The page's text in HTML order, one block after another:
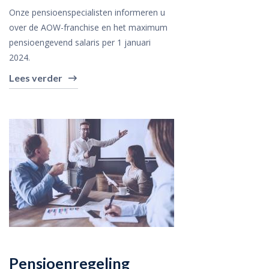
Onze pensioenspecialisten informeren u
over de AOW-franchise en het maximum
pensioengevend salaris per 1 januari
2024.
Lees verder
Pensioenregeling